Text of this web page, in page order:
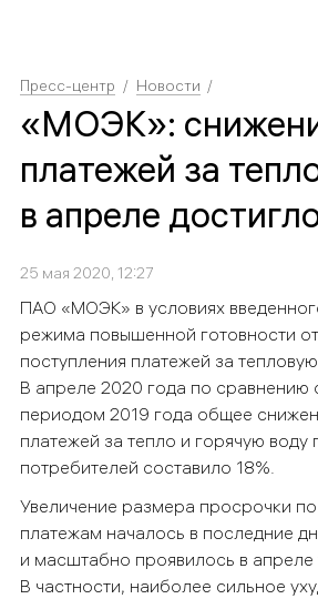
Пресс-центр Новости
«МОЭК»:
платежей за
в апреле
25 мая 2020, 12:27
ПАО «МОЭК» в условиях
режима повышенной готовности
поступления платежей за
В апреле 2020 года по сравнению
периодом 2019 года общее
платежей за тепло и горячую воду
потребителей составило 18%.
Увеличение размера просрочки
платежам началось в последние
и масштабно проявилось в апреле
В частности, наиболее сильное